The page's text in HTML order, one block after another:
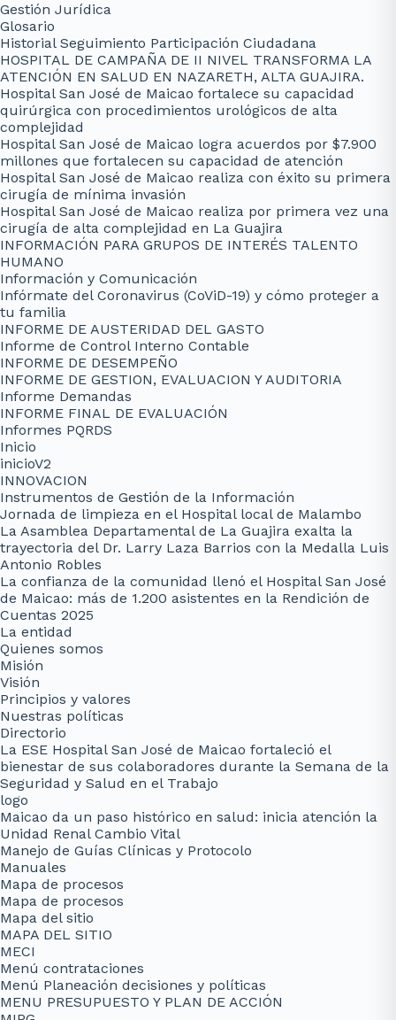
Gestión Jurídica
Glosario
Historial Seguimiento Participación Ciudadana
HOSPITAL DE CAMPAÑA DE II NIVEL TRANSFORMA LA
ATENCIÓN EN SALUD EN NAZARETH, ALTA GUAJIRA.
Hospital San José de Maicao fortalece su capacidad
quirúrgica con procedimientos urológicos de alta
complejidad
Hospital San José de Maicao logra acuerdos por $7.900
millones que fortalecen su capacidad de atención
Hospital San José de Maicao realiza con éxito su primera
cirugía de mínima invasión
Hospital San José de Maicao realiza por primera vez una
cirugía de alta complejidad en La Guajira
INFORMACIÓN PARA GRUPOS DE INTERÉS TALENTO
HUMANO
Información y Comunicación
Infórmate del Coronavirus (CoViD-19) y cómo proteger a
tu familia
INFORME DE AUSTERIDAD DEL GASTO
Informe de Control Interno Contable
INFORME DE DESEMPEÑO
INFORME DE GESTION, EVALUACION Y AUDITORIA
Informe Demandas
INFORME FINAL DE EVALUACIÓN
Informes PQRDS
Inicio
inicioV2
INNOVACION
Instrumentos de Gestión de la Información
Jornada de limpieza en el Hospital local de Malambo
La Asamblea Departamental de La Guajira exalta la
trayectoria del Dr. Larry Laza Barrios con la Medalla Luis
Antonio Robles
La confianza de la comunidad llenó el Hospital San José
de Maicao: más de 1.200 asistentes en la Rendición de
Cuentas 2025
La entidad
Quienes somos
Misión
Visión
Principios y valores
Nuestras políticas
Directorio
La ESE Hospital San José de Maicao fortaleció el
bienestar de sus colaboradores durante la Semana de la
Seguridad y Salud en el Trabajo
logo
Maicao da un paso histórico en salud: inicia atención la
Unidad Renal Cambio Vital
Manejo de Guías Clínicas y Protocolo
Manuales
Mapa de procesos
Mapa de procesos
Mapa del sitio
MAPA DEL SITIO
MECI
Menú contrataciones
Menú Planeación decisiones y políticas
MENU PRESUPUESTO Y PLAN DE ACCIÓN